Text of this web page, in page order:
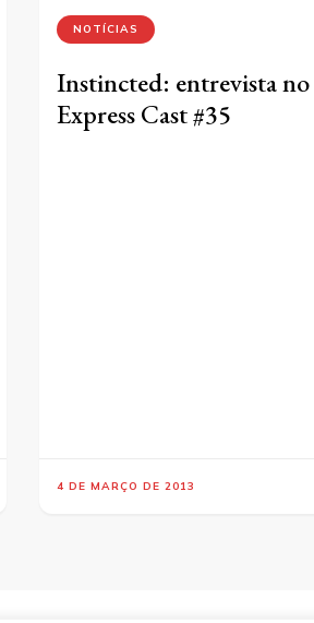
NOTÍCIAS
Instincted: entrevista
Express Cast #35
4 DE MARÇO DE 2013